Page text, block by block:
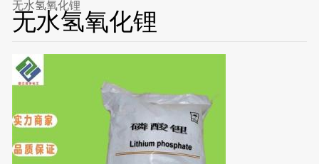
无水氢氧化锂
无水氢氧化锂